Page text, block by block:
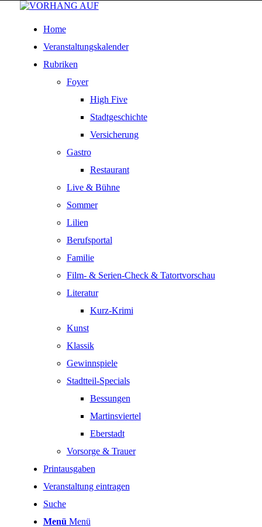
Home
Veranstaltungskalender
Rubriken
Foyer
High Five
Stadtgeschichte
Versicherung
Gastro
Restaurant
Live & Bühne
Sommer
Lilien
Berufsportal
Familie
Film- & Serien-Check & Tatortvorschau
Literatur
Kurz-Krimi
Kunst
Klassik
Gewinnspiele
Stadtteil-Specials
Bessungen
Martinsviertel
Eberstadt
Vorsorge & Trauer
Printausgaben
Veranstaltung eintragen
Suche
Menü Menü